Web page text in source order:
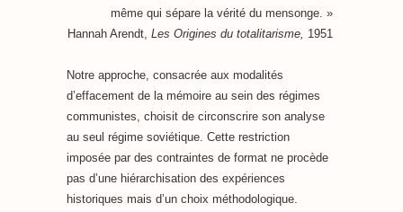
même qui sépare la vérité du mensonge. »
Hannah Arendt, Les Origines du totalitarisme, 1951
Notre approche, consacrée aux modalités
d’effacement de la mémoire au sein des régimes
communistes, choisit de circonscrire son analyse
au seul régime soviétique. Cette restriction
imposée par des contraintes de format ne procède
pas d’une hiérarchisation des expériences
historiques mais d’un choix méthodologique.